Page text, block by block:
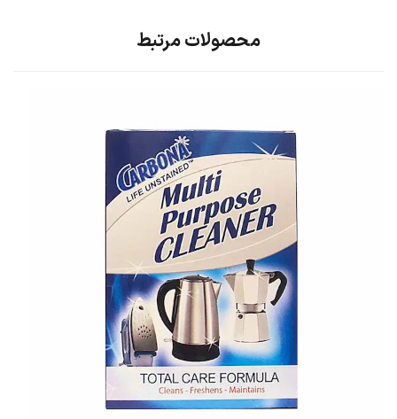
محصولات مرتبط